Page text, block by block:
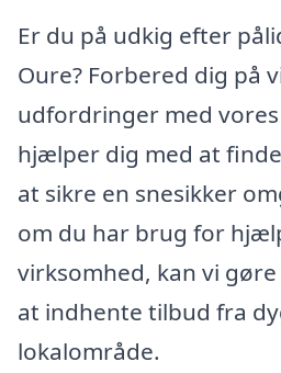
Er du på udkig efter
Oure? Forbered dig på
udfordringer med
hjælper dig med at
at sikre en snesikker
om du har brug for
virksomhed, kan vi
at indhente tilbud fra
lokalområde.